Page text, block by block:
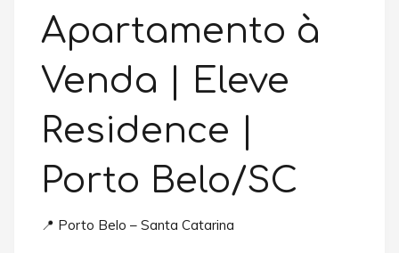
Apartamento à
Venda | Eleve
Residence |
Porto Belo/SC
📍 Porto Belo – Santa Catarina